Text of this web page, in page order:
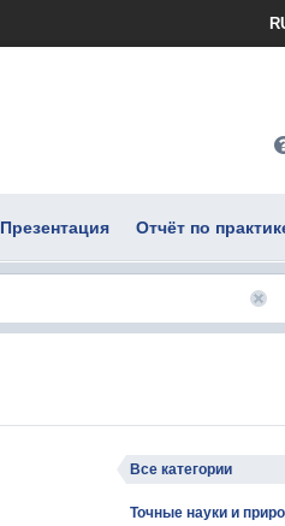
Презентация Отчёт по
Все категории
Точные науки и